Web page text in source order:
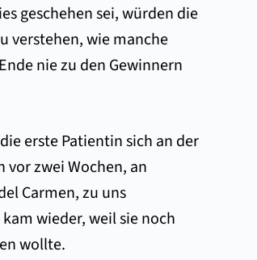
geschehen sei, würden die
verstehen, wie manche
nie zu den Gewinnern
erste Patientin sich an der
vor zwei Wochen, an
Carmen, zu uns
wieder, weil sie noch
wollte.